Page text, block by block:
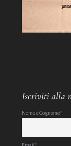
Iscriviti alla
Nome e Cognome*